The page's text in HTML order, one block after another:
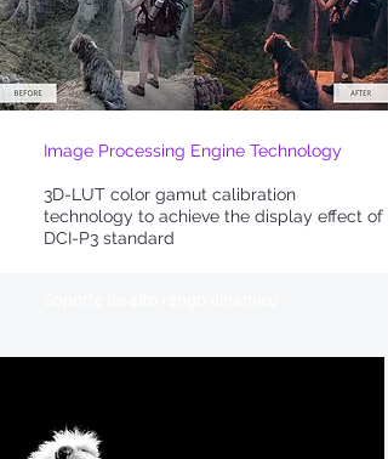
Image Processing Engine Technology
3D-LUT color gamut calibration
technology to achieve the display effect of
DCI-P3 standard